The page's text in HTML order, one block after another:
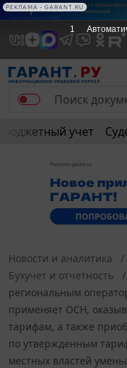
Бюджетный учет
Новости и аналитика
Бухучет и отчетность
региональным
применяет ОСН,
тарифам, а также
по утвержденным
местных властей
1
РЕКЛАМА • GARANT.RU